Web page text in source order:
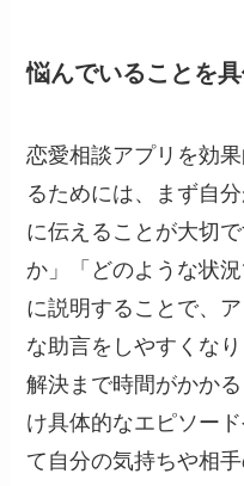
悩んでいることを
恋愛相談アプリを効
るためには、まず自
に伝えることが大切
か」「どのような状
に説明することで、
な助言をしやすくな
解決まで時間がかか
け具体的なエピソー
て自分の気持ちや相